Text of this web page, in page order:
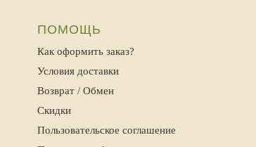
ПОМОЩЬ
Как оформить заказ?
Условия доставки
Возврат / Обмен
Скидки
Пользовательское соглашение